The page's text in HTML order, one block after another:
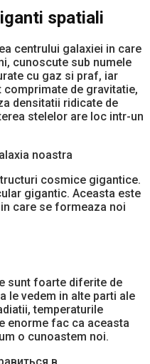
spatiali
centrului galaxiei in care
cunoscute sub numele
cu gaz si praf, iar
de gravitatie,
densitatii ridicate de
stelelor are loc intr-un
cosmice gigantice.
gigantic. Aceasta este
care se formeaza noi
sunt foarte diferite de
le vedem in alte parti ale
temperaturile
enorme fac ca aceasta
o cunoastem noi.